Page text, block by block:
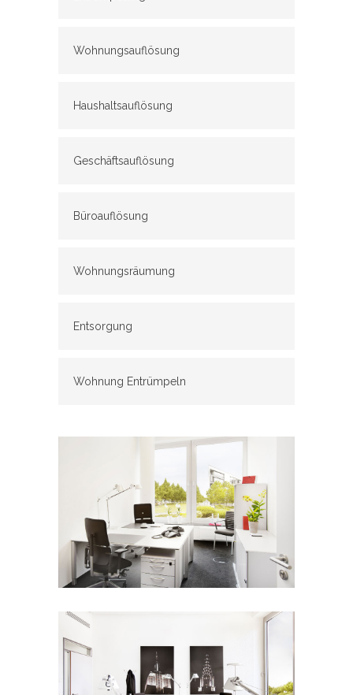
Wohnungsauflösung
Haushaltsauflösung
Geschäftsauflösung
Büroauflösung
Wohnungsräumung
Entsorgung
Wohnung Entrümpeln